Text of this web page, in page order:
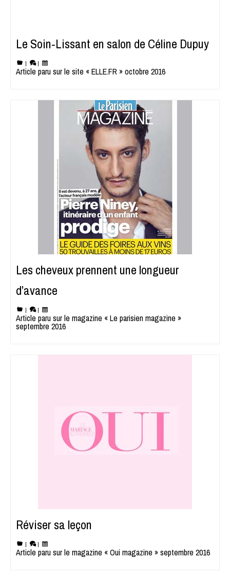
Le Soin-Lissant en salon de Céline Dupuy
| |
Article paru sur le site « ELLE.FR » octobre 2016
Les cheveux prennent une longueur
d’avance
| |
Article paru sur le magazine « Le parisien magazine »
septembre 2016
Réviser sa leçon
| |
Article paru sur le magazine « Oui magazine » septembre 2016